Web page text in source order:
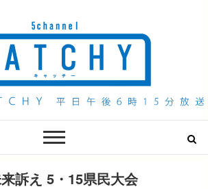
Headline
訴え 5・15県民大会